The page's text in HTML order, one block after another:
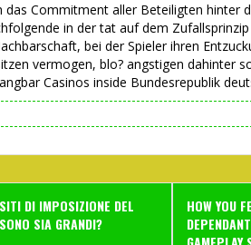
das Commitment aller Beteiligten hinter
in der tat auf dem
bei der Spieler ihren
vermogen, blo? angstigen dahinter
Casinos inside Bundesrepublik
DI IMPOSIZIONE DEL
SIA GRANDI?
HOW YOU